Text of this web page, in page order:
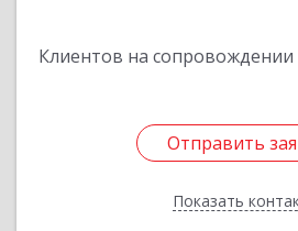
Клиентов на сопровождении
Отправить
Показать
Отправить
Назад